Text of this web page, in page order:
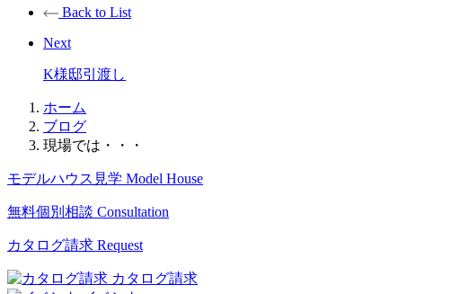
Back to List
Next
K様邸引渡し
ホーム
ブログ
現場では・・・
モデルハウス見学 Model House
無料個別相談 Consultation
カタログ請求 Request
カタログ請求